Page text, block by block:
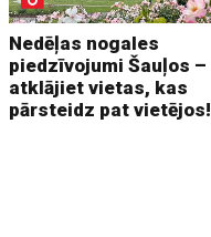
Nedēļas nogales
piedzīvojumi Šauļos –
atklājiet vietas, kas
pārsteidz pat vietējos!